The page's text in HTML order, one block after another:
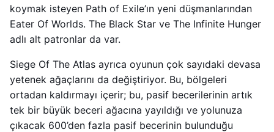
koymak isteyen Path of Exile’ın yeni düşmanlarından
Eater Of Worlds. The Black Star ve The Infinite Hunger
adlı alt patronlar da var.
Siege Of The Atlas ayrıca oyunun çok sayıdaki devasa
yetenek ağaçlarını da değiştiriyor. Bu, bölgeleri
ortadan kaldırmayı içerir; bu, pasif becerilerinin artık
tek bir büyük beceri ağacına yayıldığı ve yolunuza
çıkacak 600’den fazla pasif becerinin bulunduğu